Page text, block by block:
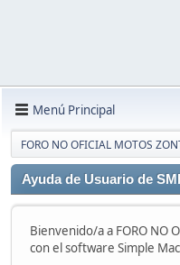
Menú Principal
FORO NO OFICIAL MOTOS
Ayuda de Usuario de
Bienvenido/a a FORO NO
con el software Simple